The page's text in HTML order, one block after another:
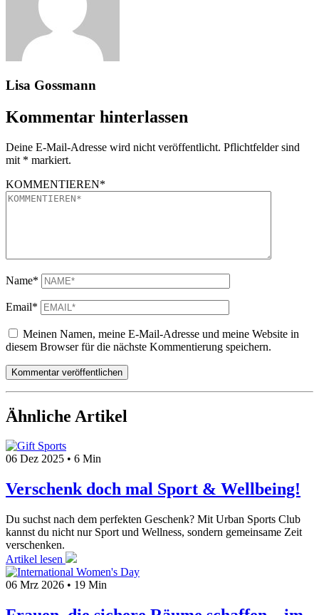
Lisa Gossmann
Kommentar hinterlassen
Deine E-Mail-Adresse wird nicht veröffentlicht. Pflichtfelder sind
mit * markiert.
KOMMENTIEREN*
Name*
Email*
Meinen Namen, meine E-Mail-Adresse und meine Website in
diesem Browser für die nächste Kommentierung speichern.
Kommentar veröffentlichen
Ähnliche Artikel
06 Dez 2025 • 6 Min
Verschenk doch mal Sport & Wellbeing!
Du suchst nach dem perfekten Geschenk? Mit Urban Sports Club
kannst du nicht nur Sport und Wellness, sondern gemeinsame Zeit
verschenken.
Artikel lesen
06 Mrz 2026 • 19 Min